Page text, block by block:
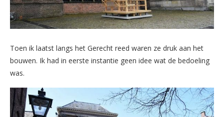
Toen ik laatst langs het Gerecht reed waren ze druk aan het
bouwen. Ik had in eerste instantie geen idee wat de bedoeling
was.